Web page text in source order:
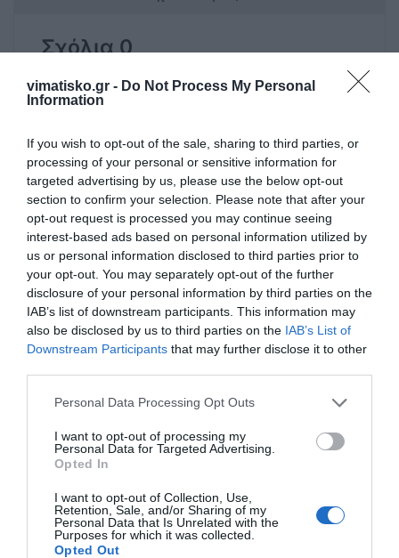
vimatisko.gr - Do Not Process My Personal
Information
If you wish to opt-out of the sale, sharing to third parties, or
processing of your personal or sensitive information for
targeted advertising by us, please use the below opt-out
section to confirm your selection. Please note that after your
opt-out request is processed you may continue seeing
interest-based ads based on personal information utilized by
us or personal information disclosed to third parties prior to
your opt-out. You may separately opt-out of the further
disclosure of your personal information by third parties on the
IAB’s list of downstream participants. This information may
also be disclosed by us to third parties on the IAB’s List of
Downstream Participants that may further disclose it to other
Personal Data Processing Opt Outs
I want to opt-out of processing my
Personal Data for Targeted Advertising.
Opted In
I want to opt-out of Collection, Use,
Retention, Sale, and/or Sharing of my
Personal Data that Is Unrelated with the
Purposes for which it was collected.
Opted Out
Σχόλια 0
Πρόσθεσε ένα σχόλιο
ΟΝΟΜΑ
ΣΧΟΛΙΟ